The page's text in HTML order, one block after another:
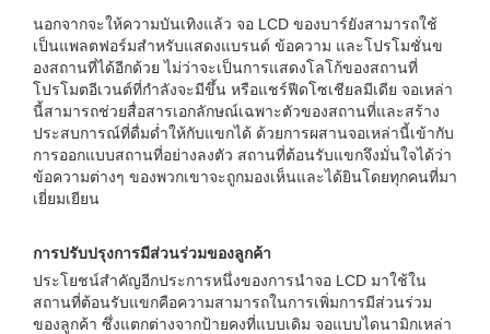
นอกจากจะให้ความบันเทิงแล้ว จอ LCD ของบาร์ยังสามารถใช้
เป็นแพลตฟอร์มสำหรับแสดงแบรนด์ ข้อความ และโปรโมชั่นข
องสถานที่ได้อีกด้วย ไม่ว่าจะเป็นการแสดงโลโก้ของสถานที่
โปรโมตอีเวนต์ที่กำลังจะมีขึ้น หรือแชร์ฟีดโซเชียลมีเดีย จอเหล่า
นี้สามารถช่วยสื่อสารเอกลักษณ์เฉพาะตัวของสถานที่และสร้าง
ประสบการณ์ที่ดื่มด่ำให้กับแขกได้ ด้วยการผสานจอเหล่านี้เข้ากับ
การออกแบบสถานที่อย่างลงตัว สถานที่ต้อนรับแขกจึงมั่นใจได้ว่า
ข้อความต่างๆ ของพวกเขาจะถูกมองเห็นและได้ยินโดยทุกคนที่มา
เยี่ยมเยียน
การปรับปรุงการมีส่วนร่วมของลูกค้า
ประโยชน์สำคัญอีกประการหนึ่งของการนำจอ LCD มาใช้ใน
สถานที่ต้อนรับแขกคือความสามารถในการเพิ่มการมีส่วนร่วม
ของลูกค้า ซึ่งแตกต่างจากป้ายคงที่แบบเดิม จอแบบไดนามิกเหล่า